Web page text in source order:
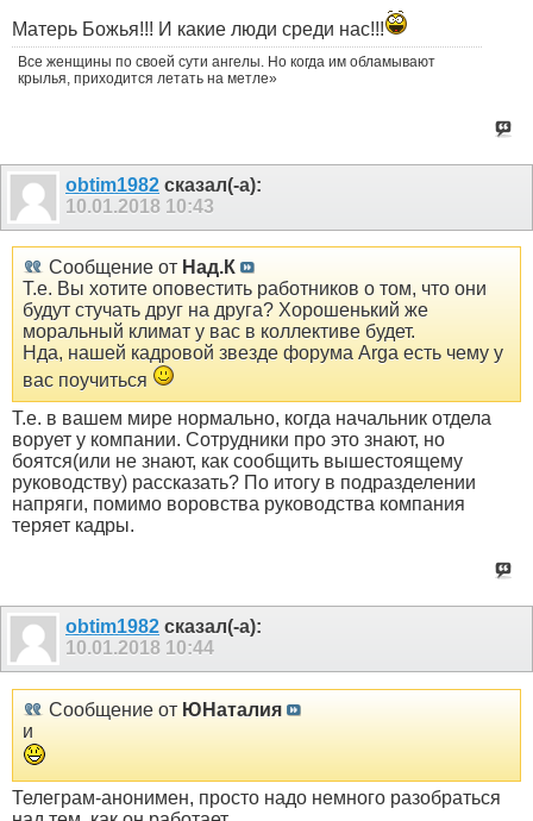
Матерь Божья!!! И какие люди среди нас!!!
Все женщины по своей сути ангелы. Но когда им обламывают
крылья, приходится летать на метле»
obtim1982 сказал(-а):
10.01.2018 10:43
Сообщение от Над.К
Т.е. Вы хотите оповестить работников о том, что они
будут стучать друг на друга? Хорошенький же
моральный климат у вас в коллективе будет.
Нда, нашей кадровой звезде форума Arga есть чему у
вас поучиться
Т.е. в вашем мире нормально, когда начальник отдела
ворует у компании. Сотрудники про это знают, но
боятся(или не знают, как сообщить вышестоящему
руководству) рассказать? По итогу в подразделении
напряги, помимо воровства руководства компания
теряет кадры.
obtim1982 сказал(-а):
10.01.2018 10:44
Сообщение от ЮНаталия
и
Телеграм-анонимен, просто надо немного разобраться